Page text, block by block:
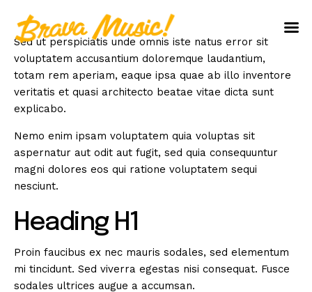
Home
About Us
Aureo Baqueiro
Sed ut perspiciatis unde omnis iste natus error sit
voluptatem accusantium doloremque laudantium,
totam rem aperiam, eaque ipsa quae ab illo inventore
veritatis et quasi architecto beatae vitae dicta sunt
explicabo.
Nemo enim ipsam voluptatem quia voluptas sit
aspernatur aut odit aut fugit, sed quia consequuntur
magni dolores eos qui ratione voluptatem sequi
nesciunt.
Heading H1
Proin faucibus ex nec mauris sodales, sed elementum
mi tincidunt. Sed viverra egestas nisi consequat. Fusce
sodales ultrices augue a accumsan.